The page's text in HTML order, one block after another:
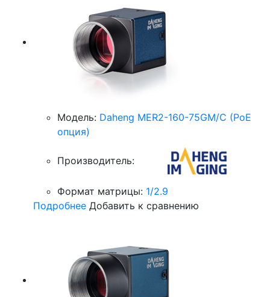
Модель: Daheng MER2-160-75GM/C (PoE
опция)
Производитель:
Формат матрицы: 1/2.9
Подробнее Добавить к сравнению